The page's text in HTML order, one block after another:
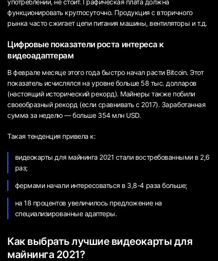
функционировать круглосуточно. Продукция с вторичного
рынка часто сжигает цепи питания машины, вентиляторы и т.д.
Цифровые показатели роста интереса к
видеоадаптерам
В феврале месяце этого года быстро начал расти Bitcoin. Этот
показатель исчислялся на уровне больше 58 тыс. долларов
(настоящий исторический рекорд). Майнеры также побили
своеобразный рекорд (если сравнивать с 2017). Заработанная
сумма за неделю — больше 354 млн USD.
Такая тенденция привела к:
видеокарты для майнинга 2021 стали востребованными в 2,6
раз;
фермами начали интересоваться в 3,8-4 раза больше;
на 18 процентов увеличилось предложение на
специализированные адаптеры.
Как выбрать лучшие видеокарты для
майнинга 2021?